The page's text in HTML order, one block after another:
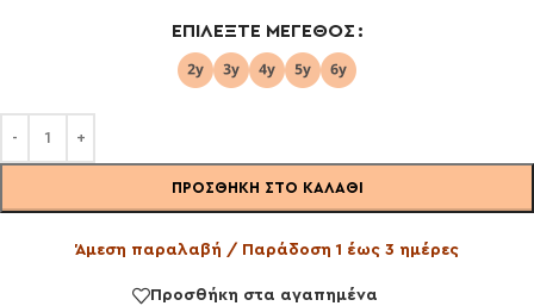
ΕΠΙΛΈΞΤΕ ΜΈΓΕΘΟΣ
ΠΡΟΣΘΉΚΗ ΣΤΟ ΚΑΛΆΘΙ
Άμεση παραλαβή / Παράδοση 1 έως 3 ημέρες
Προσθήκη στα αγαπημένα